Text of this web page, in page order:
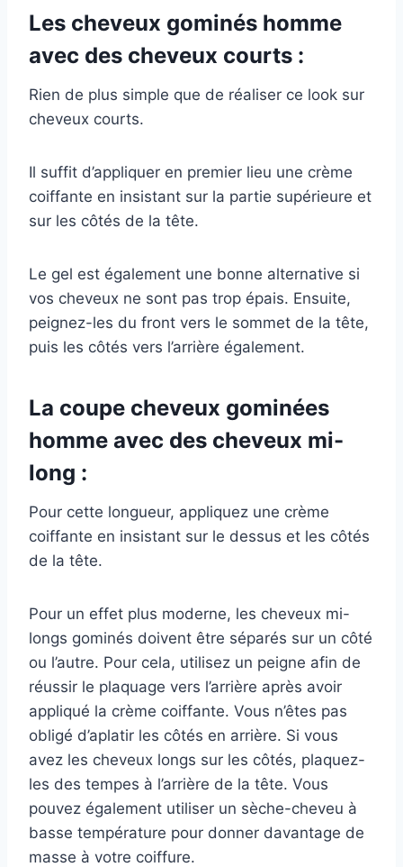
Les cheveux gominés homme
avec des cheveux courts :
Rien de plus simple que de réaliser ce look sur
cheveux courts.
Il suffit d’appliquer en premier lieu une crème
coiffante en insistant sur la partie supérieure et
sur les côtés de la tête.
Le gel est également une bonne alternative si
vos cheveux ne sont pas trop épais. Ensuite,
peignez-les du front vers le sommet de la tête,
puis les côtés vers l’arrière également.
La coupe cheveux gominées
homme avec des cheveux mi-
long :
Pour cette longueur, appliquez une crème
coiffante en insistant sur le dessus et les côtés
de la tête.
Pour un effet plus moderne, les cheveux mi-
longs gominés doivent être séparés sur un côté
ou l’autre. Pour cela, utilisez un peigne afin de
réussir le plaquage vers l’arrière après avoir
appliqué la crème coiffante. Vous n’êtes pas
obligé d’aplatir les côtés en arrière. Si vous
avez les cheveux longs sur les côtés, plaquez-
les des tempes à l’arrière de la tête. Vous
pouvez également utiliser un sèche-cheveu à
basse température pour donner davantage de
masse à votre coiffure.